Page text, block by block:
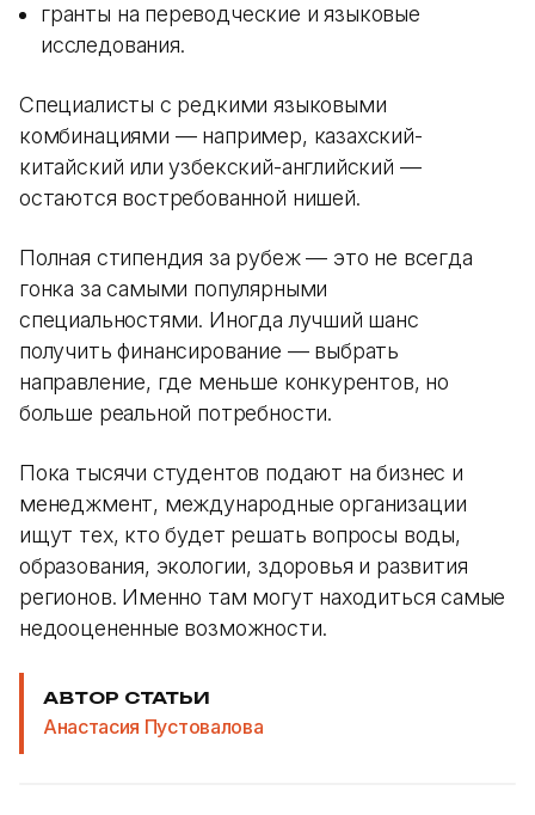
гранты на переводческие и языковые
исследования.
Специалисты с редкими языковыми
комбинациями — например, казахский-
китайский или узбекский-английский —
остаются востребованной нишей.
Полная стипендия за рубеж — это не всегда
гонка за самыми популярными
специальностями. Иногда лучший шанс
получить финансирование — выбрать
направление, где меньше конкурентов, но
больше реальной потребности.
Пока тысячи студентов подают на бизнес и
менеджмент, международные организации
ищут тех, кто будет решать вопросы воды,
образования, экологии, здоровья и развития
регионов. Именно там могут находиться самые
недооцененные возможности.
АВТОР СТАТЬИ
Анастасия Пустовалова